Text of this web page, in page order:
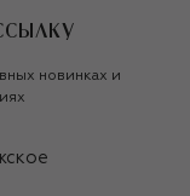
новинках и